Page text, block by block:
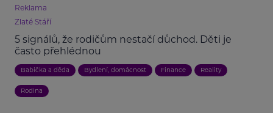
Reklama
Zlaté Stáří
5 signálů, že rodičům nestačí důchod. Děti je
často přehlédnou
Babička a děda Bydlení, domácnost Finance Reality
Rodina